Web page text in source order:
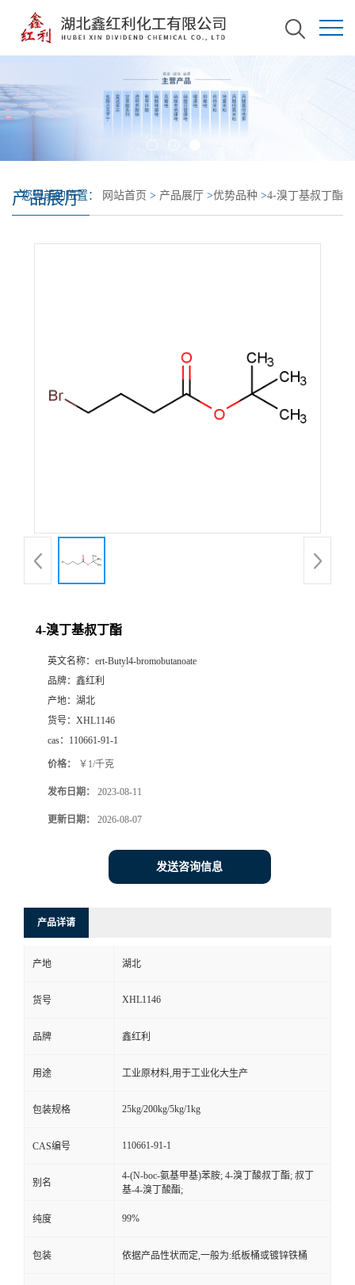
产品展厅
您当前的位置： 网站首页 > 产品展厅 >优势品种 >4-溴丁基叔丁酯
4-溴丁基叔丁酯
英文名称： ert-Butyl4-bromobutanoate
品牌： 鑫红利
产地： 湖北
货号： XHL1146
cas： 110661-91-1
价格： ￥1/千克
发布日期： 2023-08-11
更新日期： 2026-08-07
发送咨询信息
产品详请
产地 湖北
货号 XHL1146
品牌 鑫红利
用途 工业原材料,用于工业化大生产
包装规格 25kg/200kg/5kg/1kg
CAS编号 110661-91-1
别名
4-(N-boc-氨基甲基)苯胺; 4-溴丁酸叔丁酯; 叔丁
基-4-溴丁酸酯;
纯度 99%
包装 依据产品性状而定,一般为:纸板桶或镀锌铁桶